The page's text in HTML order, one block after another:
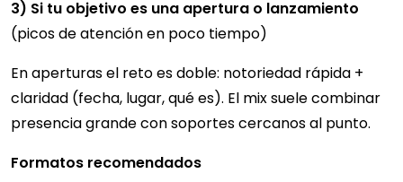
3) Si tu objetivo es una apertura o lanzamiento
(picos de atención en poco tiempo)
En aperturas el reto es doble: notoriedad rápida +
claridad (fecha, lugar, qué es). El mix suele combinar
presencia grande con soportes cercanos al punto.
Formatos recomendados